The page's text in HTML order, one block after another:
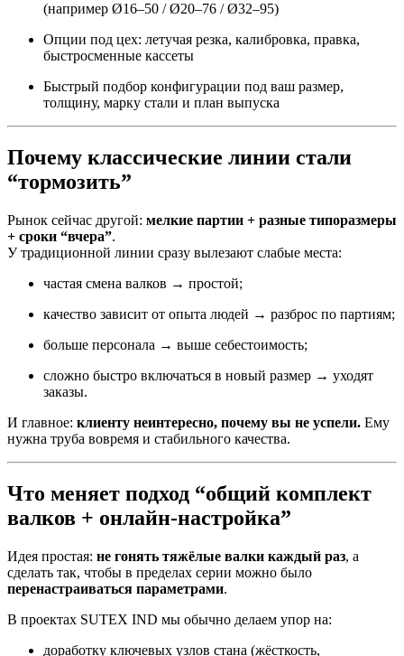
(например Ø16–50 / Ø20–76 / Ø32–95)
Опции под цех: летучая резка, калибровка, правка,
быстросменные кассеты
Быстрый подбор конфигурации под ваш размер,
толщину, марку стали и план выпуска
Почему классические линии стали
“тормозить”
Рынок сейчас другой: мелкие партии + разные типоразмеры
+ сроки “вчера”.
У традиционной линии сразу вылезают слабые места:
частая смена валков → простой;
качество зависит от опыта людей → разброс по партиям;
больше персонала → выше себестоимость;
сложно быстро включаться в новый размер → уходят
заказы.
И главное: клиенту неинтересно, почему вы не успели. Ему
нужна труба вовремя и стабильного качества.
Что меняет подход “общий комплект
валков + онлайн-настройка”
Идея простая: не гонять тяжёлые валки каждый раз, а
сделать так, чтобы в пределах серии можно было
перенастраиваться параметрами.
В проектах SUTEX IND мы обычно делаем упор на:
доработку ключевых узлов стана (жёсткость,